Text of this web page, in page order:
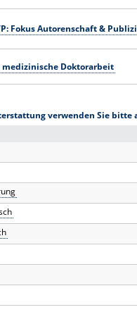
Fokus Autorenschaft &
medizinische Doktorarbeit
verwenden Sie